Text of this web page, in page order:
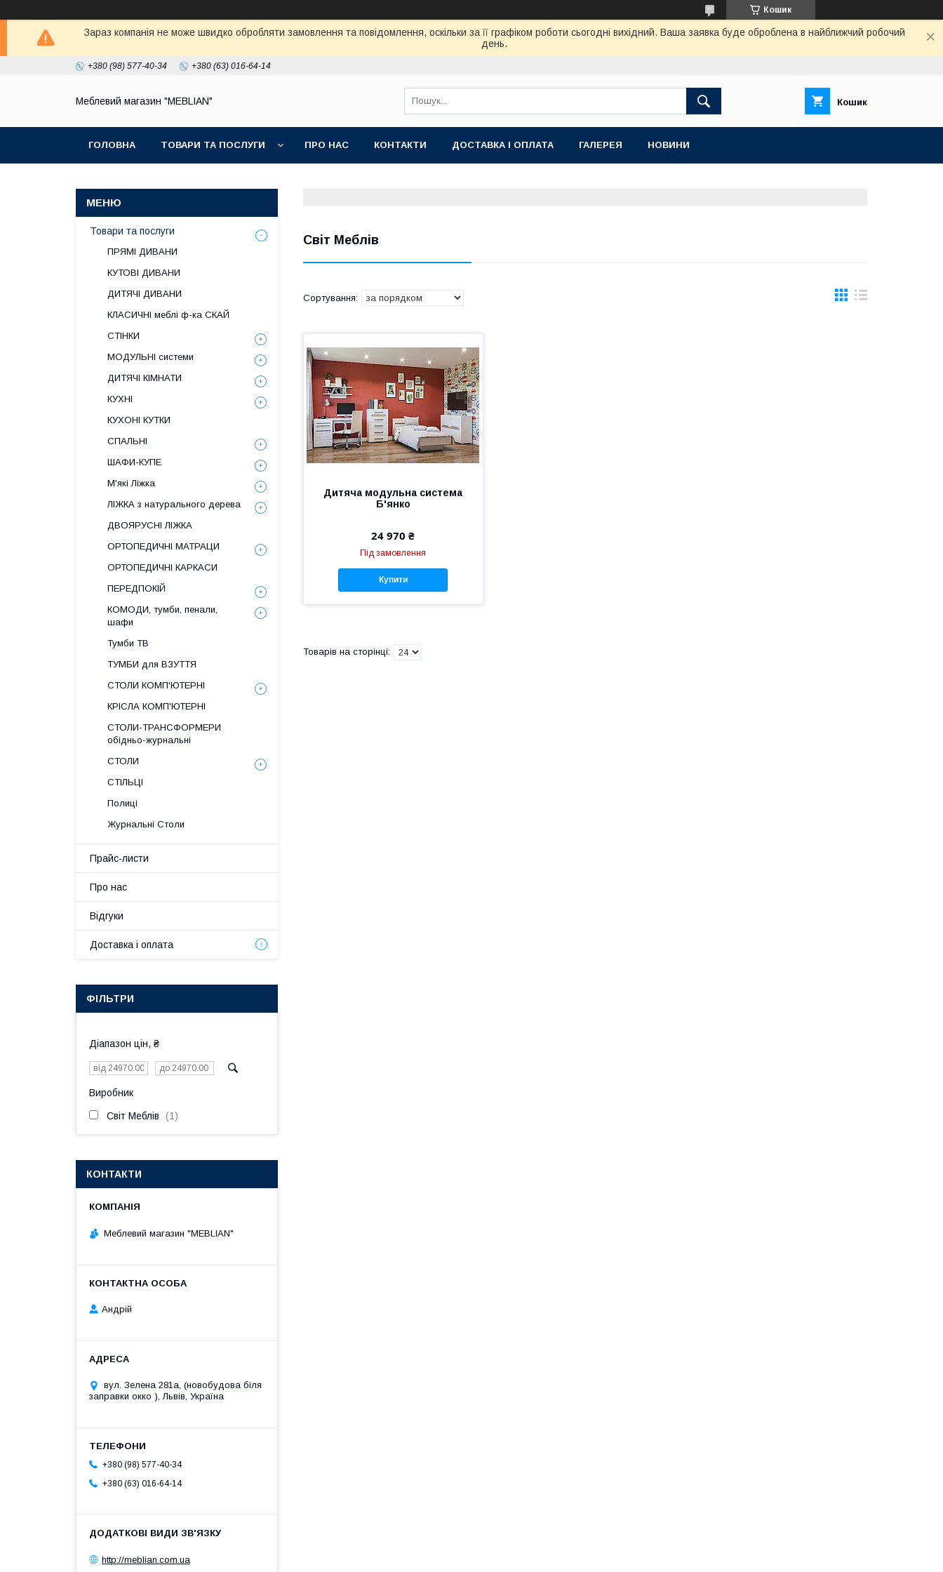
Кошик
Зараз компанія не може швидко обробляти замовлення та повідомлення, оскільки за її графіком роботи сьогодні вихідний. Ваша заявка буде оброблена в найближчий робочий
день.
+380 (98) 577-40-34 +380 (63) 016-64-14
Меблевий магазин "MEBLIAN" Кошик
ГОЛОВНА ТОВАРИ ТА ПОСЛУГИ ПРО НАС КОНТАКТИ ДОСТАВКА І ОПЛАТА ГАЛЕРЕЯ НОВИНИ
Світ Меблів
Дитяча модульна система
Б'янко
24 970 ₴
Під замовлення
Купити
Товари та послуги
ПРЯМІ ДИВАНИ
КУТОВІ ДИВАНИ
ДИТЯЧІ ДИВАНИ
КЛАСИЧНІ меблі ф-ка СКАЙ
СТІНКИ
МОДУЛЬНІ системи
ДИТЯЧІ КІМНАТИ
КУХНІ
КУХОНІ КУТКИ
СПАЛЬНІ
ШАФИ-КУПЕ
М'які Ліжка
ЛІЖКА з натурального дерева
ДВОЯРУСНІ ЛІЖКА
ОРТОПЕДИЧНІ МАТРАЦИ
ОРТОПЕДИЧНІ КАРКАСИ
ПЕРЕДПОКІЙ
КОМОДИ, тумби, пенали,
шафи
Тумби ТВ
ТУМБИ для ВЗУТТЯ
СТОЛИ КОМП'ЮТЕРНІ
КРІСЛА КОМП'ЮТЕРНІ
СТОЛИ-ТРАНСФОРМЕРИ
обідньо-журнальні
СТОЛИ
СТІЛЬЦІ
Полиці
Журнальні Столи
Прайс-листи
Про нас
Відгуки
Доставка і оплата
ФІЛЬТРИ
Діапазон цін, ₴
Виробник
Світ Меблів 1
КОНТАКТИ
Меблевий магазин "MEBLIAN"
Андрій
вул. Зелена 281а, (новобудова біля
заправки окко ), Львів, Україна
+380 (98) 577-40-34
+380 (63) 016-64-14
http://meblian.com.ua